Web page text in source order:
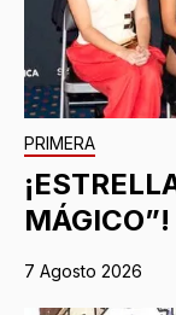
PRIMERA
7 Agosto 2026